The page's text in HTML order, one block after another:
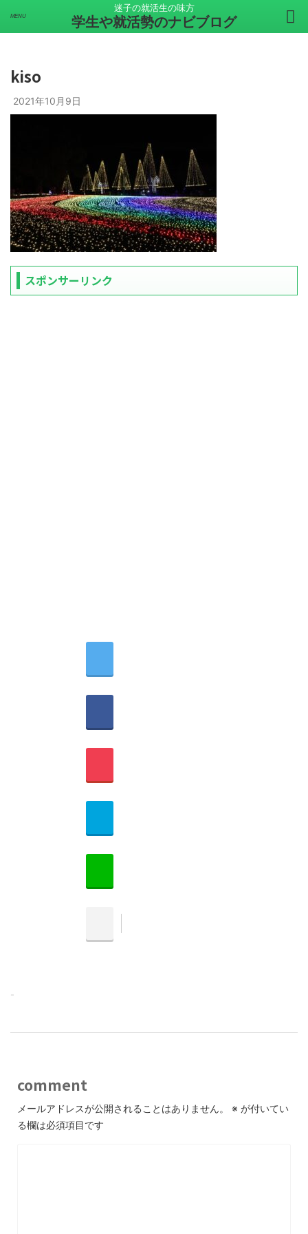
迷子の就活生の味方
学生や就活勢のナビブログ
kiso
2021年10月9日
スポンサーリンク
-
comment
メールアドレスが公開されることはありません。 ※ が付いてい
る欄は必須項目です